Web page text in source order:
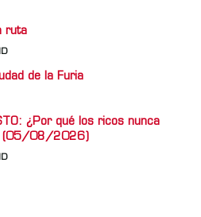
ruta
de la Furia
¿Por qué los ricos nunca
(05/08/2026)